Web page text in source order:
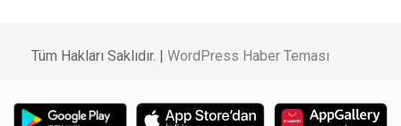
Tüm Hakları Saklıdır. | WordPress Haber Teması